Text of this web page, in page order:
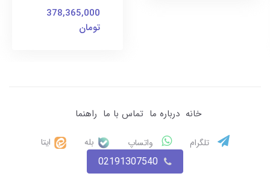
378,365,000
تومان
خانه درباره ما تماس با ما راهنما
تلگرام واتساپ بله ایتا
02191307540